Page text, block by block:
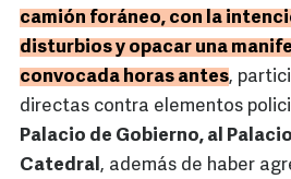
camión foráneo, con la
disturbios y opacar una
convocada horas antes,
directas contra elementos
Palacio de Gobierno, al
Catedral , además de haber